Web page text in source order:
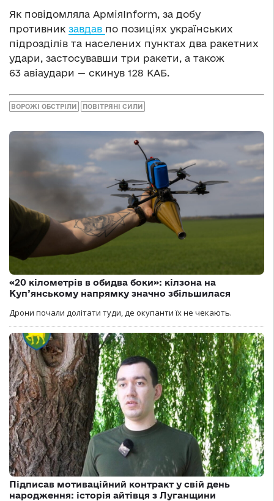
Як повідомляла АрміяInform, за добу
противник завдав по позиціях українських
підрозділів та населених пунктах два ракетних
удари, застосувавши три ракети, а також
63 авіаудари — скинув 128 КАБ.
ВОРОЖІ ОБСТРІЛИ ПОВІТРЯНІ СИЛИ
«20 кілометрів в обидва боки»: кілзона на
Куп’янському напрямку значно збільшилася
Дрони почали долітати туди, де окупанти їх не чекають.
Підписав мотиваційний контракт у свій день
народження: історія айтівця з Луганщини